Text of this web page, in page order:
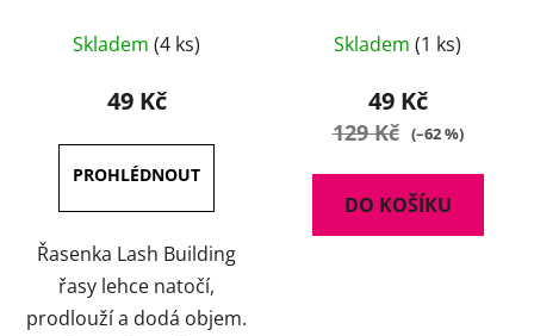
Skladem (4 ks)
49 Kč
Řasenka Lash Building
řasy lehce natočí,
prodlouží a dodá objem.
Skladem (1 ks)
49 Kč
129 Kč (–62 %)
DO KOŠÍKU